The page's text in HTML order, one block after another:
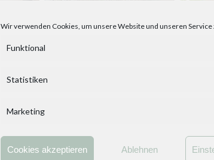
Wir verwenden Cookies, um unsere Website und unseren
Funktional
Statistiken
Marketing
Cookies akzeptieren Ablehnen